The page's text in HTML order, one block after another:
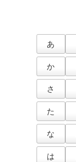
あ
か
さ
た
な
は